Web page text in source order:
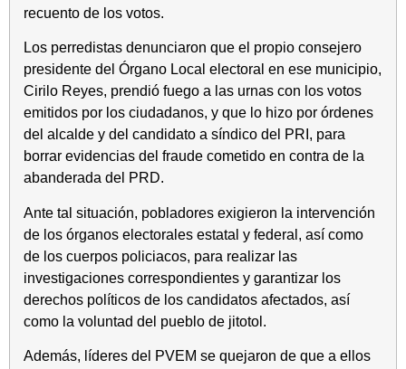
recuento de los votos.
Los perredistas denunciaron que el propio consejero
presidente del Órgano Local electoral en ese municipio,
Cirilo Reyes, prendió fuego a las urnas con los votos
emitidos por los ciudadanos, y que lo hizo por órdenes
del alcalde y del candidato a síndico del PRI, para
borrar evidencias del fraude cometido en contra de la
abanderada del PRD.
Ante tal situación, pobladores exigieron la intervención
de los órganos electorales estatal y federal, así como
de los cuerpos policiacos, para realizar las
investigaciones correspondientes y garantizar los
derechos políticos de los candidatos afectados, así
como la voluntad del pueblo de jitotol.
Además, líderes del PVEM se quejaron de que a ellos